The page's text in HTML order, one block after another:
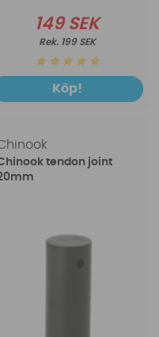
149 SEK
199 SEK
Köp!
tendon joint